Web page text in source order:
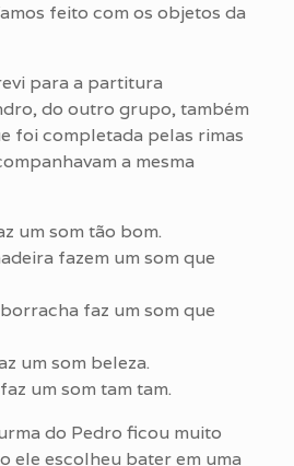
feito com os objetos da
para a partitura
do outro grupo, também
foi completada pelas rimas
a mesma
um som tão bom.
fazem um som que
faz um som que
um som beleza.
um som tam tam.
do Pedro ficou muito
ele escolheu bater em uma